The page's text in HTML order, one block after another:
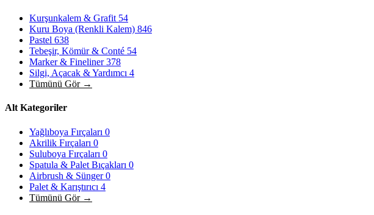
Kurşunkalem & Grafit 54
Kuru Boya (Renkli Kalem) 846
Pastel 638
Tebeşir, Kömür & Conté 54
Marker & Fineliner378
Silgi, Açacak & Yardımcı 4
Tümünü Gör →
Alt Kategoriler
Yağlıboya Fırçaları 0
Akrilik Fırçaları 0
Suluboya Fırçaları 0
Spatula & Palet Bıçakları 0
Airbrush & Sünger0
Palet & Karıştırıcı 4
Tümünü Gör →